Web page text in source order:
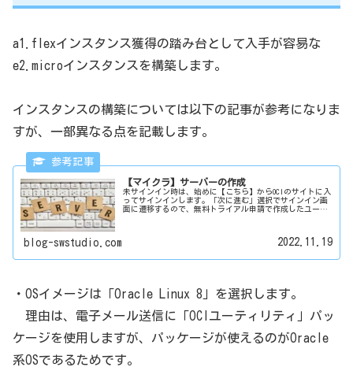
a1.flexインスタンス獲得の踏み台として入手が容易な
e2.microインスタンスを構築します。
インスタンスの構築については以下の記事が参考になりま
すが、一部異なる点を記載します。
【マイクラ】サーバーの作成
未サインイン時は、始めに【こちら】からOCIのサイトに入
ってサインインします。「次に進む」選択でサインイン画
面に遷移するので、無料トライアル申請で作成したユーザ
blog-swstudio.com 2022.11.19
・OSイメージは「Oracle Linux 8」を選択します。
理由は、電子メール送信に「OCIユーティリティ」パッ
ケージを使用しますが、パッケージが使えるのがOracle
系OSであるためです。